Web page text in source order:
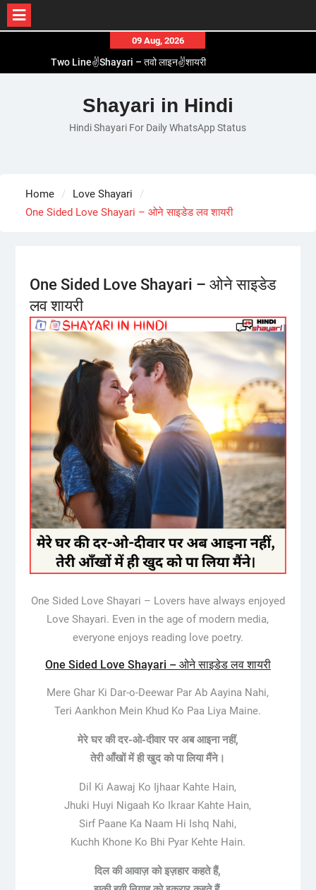
content
09 Aug, 2026
Two Line✌️Shayari – तवो लाइन✌️शायरी
Love😓Lines In Hindi – लव😓लाइन्स इन हिंदी
Love🥳Poetry In Hindi – लव🥳पोएट्री इन हिंदी
1 Line☝️Shayari In Hindi – १ लाइन☝️शायरी इन हिंदी
Shayari in Hindi
Hindi Shayari For Daily WhatsApp Status
Home
Love Shayari
One Sided Love Shayari – ओने साइडेड लव शायरी
One Sided Love Shayari – ओने साइडेड
लव शायरी
One Sided Love Shayari – Lovers have always enjoyed
Love Shayari. Even in the age of modern media,
everyone enjoys reading love poetry.
One Sided Love Shayari – ओने साइडेड लव शायरी
Mere Ghar Ki Dar-o-Deewar Par Ab Aayina Nahi,
Teri Aankhon Mein Khud Ko Paa Liya Maine.
मेरे घर की दर-ओ-दीवार पर अब आइना नहीं,
तेरी आँखों में ही खुद को पा लिया मैंने।
Dil Ki Aawaj Ko Ijhaar Kahte Hain,
Jhuki Huyi Nigaah Ko Ikraar Kahte Hain,
Sirf Paane Ka Naam Hi Ishq Nahi,
Kuchh Khone Ko Bhi Pyar Kehte Hain.
दिल की आवाज़ को इज़हार कहते हैं,